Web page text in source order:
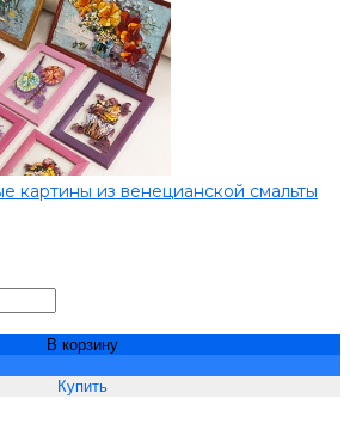
картины из венецианской смальты
В корзину